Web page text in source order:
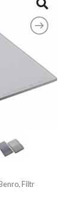
Filtr